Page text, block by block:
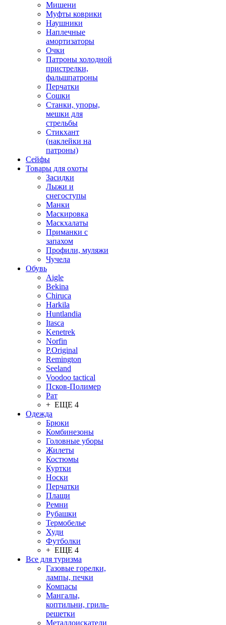
Мишени
Муфты коврики
Наушники
Наплечные
амортизаторы
Очки
Патроны холодной
пристрелки,
фальшпатроны
Перчатки
Сошки
Станки, упоры,
мешки для
стрельбы
Стикхант
(наклейки на
патроны)
Сейфы
Товары для охоты
Засидки
Лыжи и
снегоступы
Манки
Маскировка
Маскхалаты
Приманки с
запахом
Профили, муляжи
Чучела
Обувь
Aigle
Bekina
Chiruсa
Harkila
Huntlandia
Itasca
Kenetrek
Norfin
P.Original
Remington
Seeland
Voodoo tactical
Псков-Полимер
Рат
+ ЕЩЕ 4
Одежда
Брюки
Комбинезоны
Головные уборы
Жилеты
Костюмы
Куртки
Носки
Перчатки
Плащи
Ремни
Рубашки
Термобелье
Худи
Футболки
+ ЕЩЕ 4
Все для туризма
Газовые горелки,
лампы, печки
Компасы
Мангалы,
коптильни, гриль-
решетки
Металлоискатели